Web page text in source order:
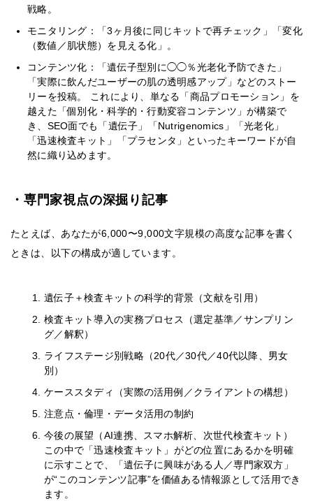
戦略。
モニタリング：「3ヶ月後に同じキットで再チェック」「変化
（数値／肌状態）を見える化」。
コンテンツ化：「遺伝子型別に◯◯％光老化予防できた」
「実際に飲んだユーザーの肌の透明感アップ」などのストー
リーを投稿。 これにより、単なる「商品プロモーション」を
越えた「個別化・科学的・行動変容コンテンツ」が構築で
き、SEO面でも「遺伝子」「Nutrigenomics」「光老化」
「迅速検査キット」「プラセンタ」といったキーワードが自
然に織り込めます。
・専門家視点の深掘り記事
たとえば、あなたが6,000〜9,000文字規模の高度な記事を書く
ときは、以下の構成が適しています。
遺伝子＋検査キットの科学的背景（文献を引用）
検査キット導入の実務プロセス（選定基準／サンプリン
グ／解釈）
ライフステージ別戦略（20代／30代／40代以降、男女
別）
ケーススタディ（実際の活用例／クライアントの構想）
注意点・倫理・データ活用の制約
今後の展望（AI連携、スマホ解析、次世代検査キット）
この中で「迅速検査キット」がどの位置にあるかを明確
に示すことで、「遺伝子に興味がある人／専門家双方」
が“このコンテンツ記事”を価値ある情報源として活用でき
ます。